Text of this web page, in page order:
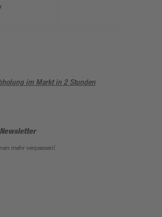
im Markt in 2 Stunden
mehr verpassen!